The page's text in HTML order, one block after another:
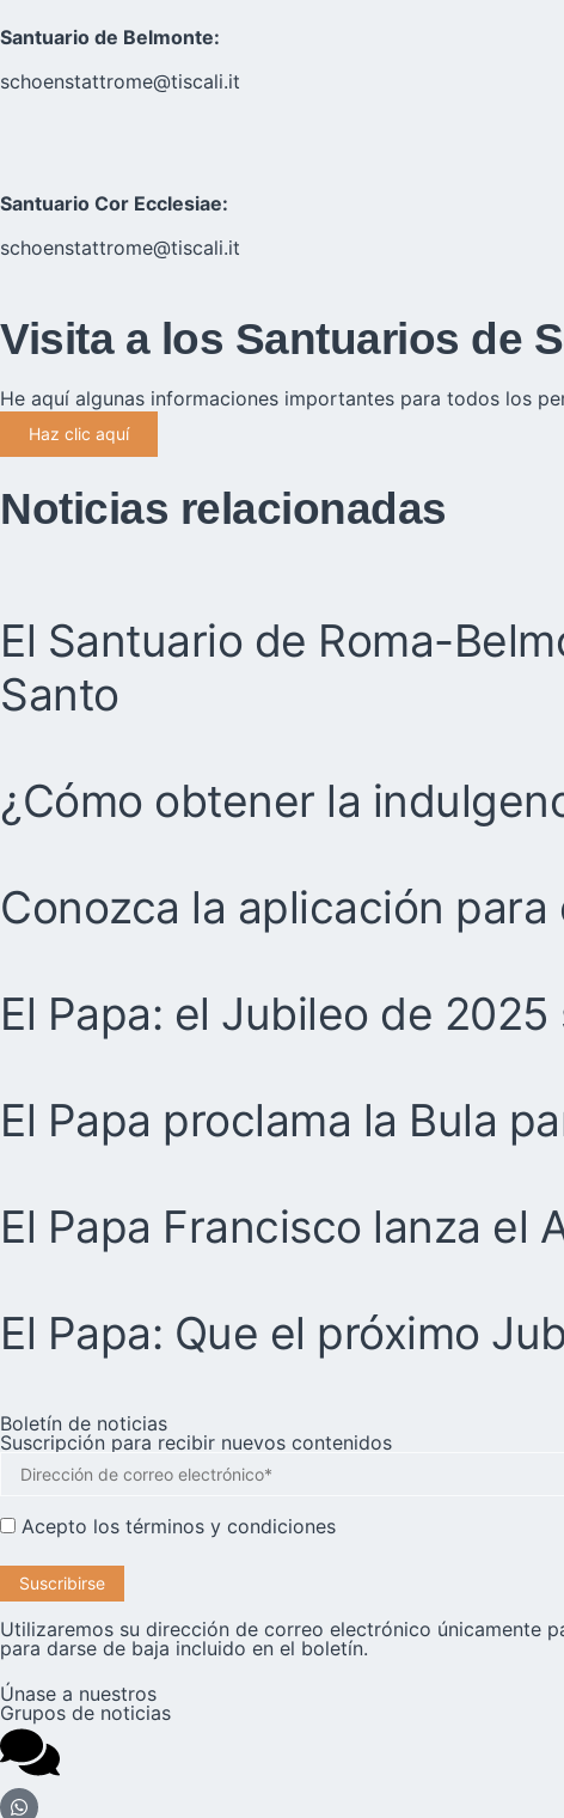
Santuario de Belmonte:
schoenstattrome@tiscali.it
Santuario Cor Ecclesiae:
schoenstattrome@tiscali.it
Visita a los Santuarios de
He aquí algunas informaciones importantes para todos los
Haz clic aquí
Noticias relacionadas
El Santuario de Roma-
Santo
¿Cómo obtener la
Conozca la aplicación
El Papa: el Jubileo de
El Papa proclama la Bula
El Papa Francisco lanza el
El Papa: Que el próximo
Boletín de noticias
Suscripción para recibir nuevos contenidos
Acepto los términos y condiciones
Utilizaremos su dirección de correo electrónico únicamente
para darse de baja incluido en el boletín.
Únase a nuestros
Grupos de noticias